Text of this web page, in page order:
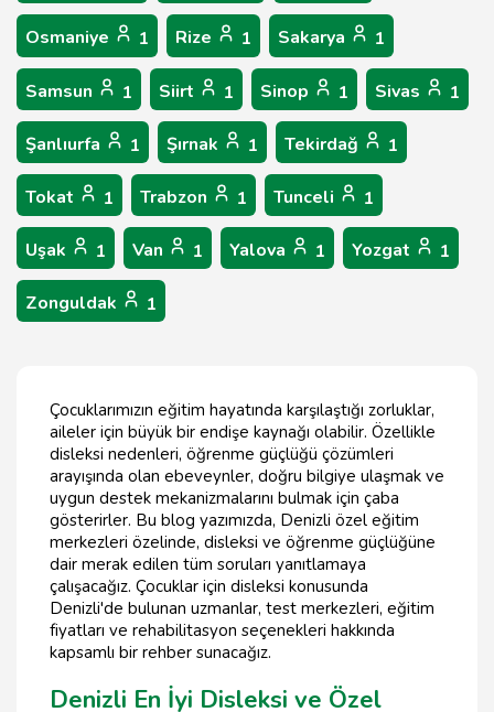
Osmaniye 1 Rize 1 Sakarya 1
Samsun 1 Siirt 1 Sinop 1 Sivas 1
Şanlıurfa 1 Şırnak 1 Tekirdağ 1
Tokat 1 Trabzon 1 Tunceli 1
Uşak 1 Van 1 Yalova 1 Yozgat 1
Zonguldak 1
Çocuklarımızın eğitim hayatında karşılaştığı zorluklar,
aileler için büyük bir endişe kaynağı olabilir. Özellikle
disleksi nedenleri, öğrenme güçlüğü çözümleri
arayışında olan ebeveynler, doğru bilgiye ulaşmak ve
uygun destek mekanizmalarını bulmak için çaba
gösterirler. Bu blog yazımızda, Denizli özel eğitim
merkezleri özelinde, disleksi ve öğrenme güçlüğüne
dair merak edilen tüm soruları yanıtlamaya
çalışacağız. Çocuklar için disleksi konusunda
Denizli'de bulunan uzmanlar, test merkezleri, eğitim
fiyatları ve rehabilitasyon seçenekleri hakkında
kapsamlı bir rehber sunacağız.
Denizli En İyi Disleksi ve Özel